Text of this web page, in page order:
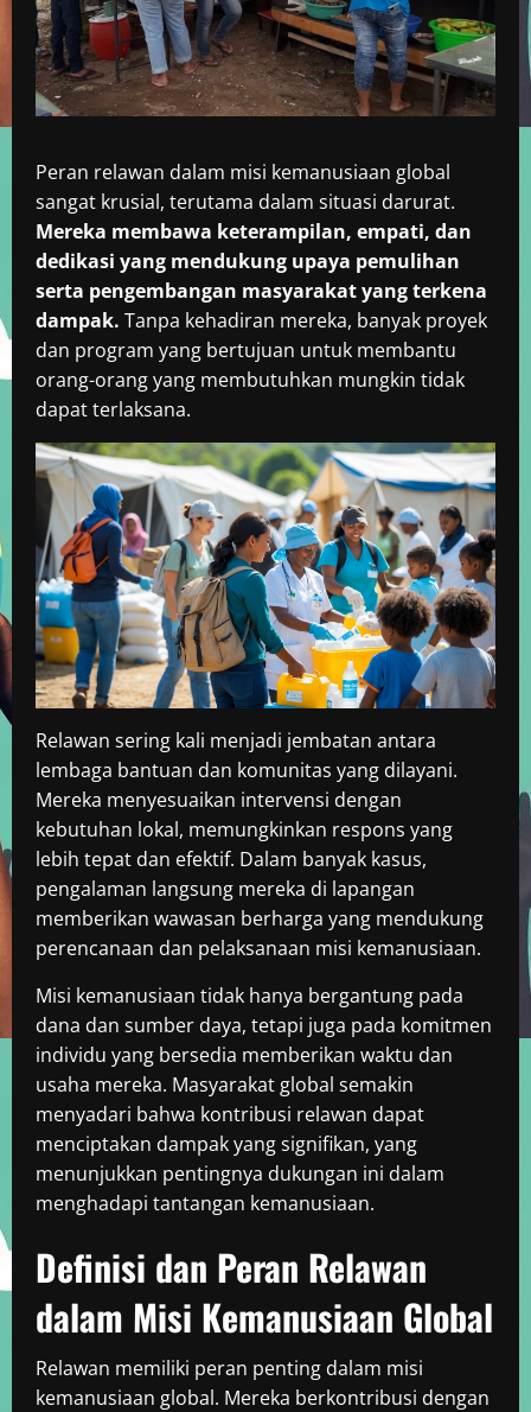
Peran relawan dalam misi kemanusiaan global
sangat krusial, terutama dalam situasi darurat.
Mereka membawa keterampilan, empati, dan
dedikasi yang mendukung upaya pemulihan
serta pengembangan masyarakat yang terkena
dampak. Tanpa kehadiran mereka, banyak proyek
dan program yang bertujuan untuk membantu
orang-orang yang membutuhkan mungkin tidak
dapat terlaksana.
Relawan sering kali menjadi jembatan antara
lembaga bantuan dan komunitas yang dilayani.
Mereka menyesuaikan intervensi dengan
kebutuhan lokal, memungkinkan respons yang
lebih tepat dan efektif. Dalam banyak kasus,
pengalaman langsung mereka di lapangan
memberikan wawasan berharga yang mendukung
perencanaan dan pelaksanaan misi kemanusiaan.
Misi kemanusiaan tidak hanya bergantung pada
dana dan sumber daya, tetapi juga pada komitmen
individu yang bersedia memberikan waktu dan
usaha mereka. Masyarakat global semakin
menyadari bahwa kontribusi relawan dapat
menciptakan dampak yang signifikan, yang
menunjukkan pentingnya dukungan ini dalam
menghadapi tantangan kemanusiaan.
Definisi dan Peran Relawan
dalam Misi Kemanusiaan Global
Relawan memiliki peran penting dalam misi
kemanusiaan global. Mereka berkontribusi dengan